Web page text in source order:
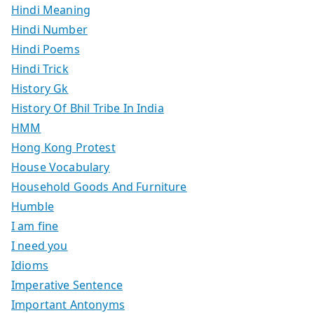
Hindi Meaning
Hindi Number
Hindi Poems
Hindi Trick
History Gk
History Of Bhil Tribe In India
HMM
Hong Kong Protest
House Vocabulary
Household Goods And Furniture
Humble
I am fine
I need you
Idioms
Imperative Sentence
Important Antonyms